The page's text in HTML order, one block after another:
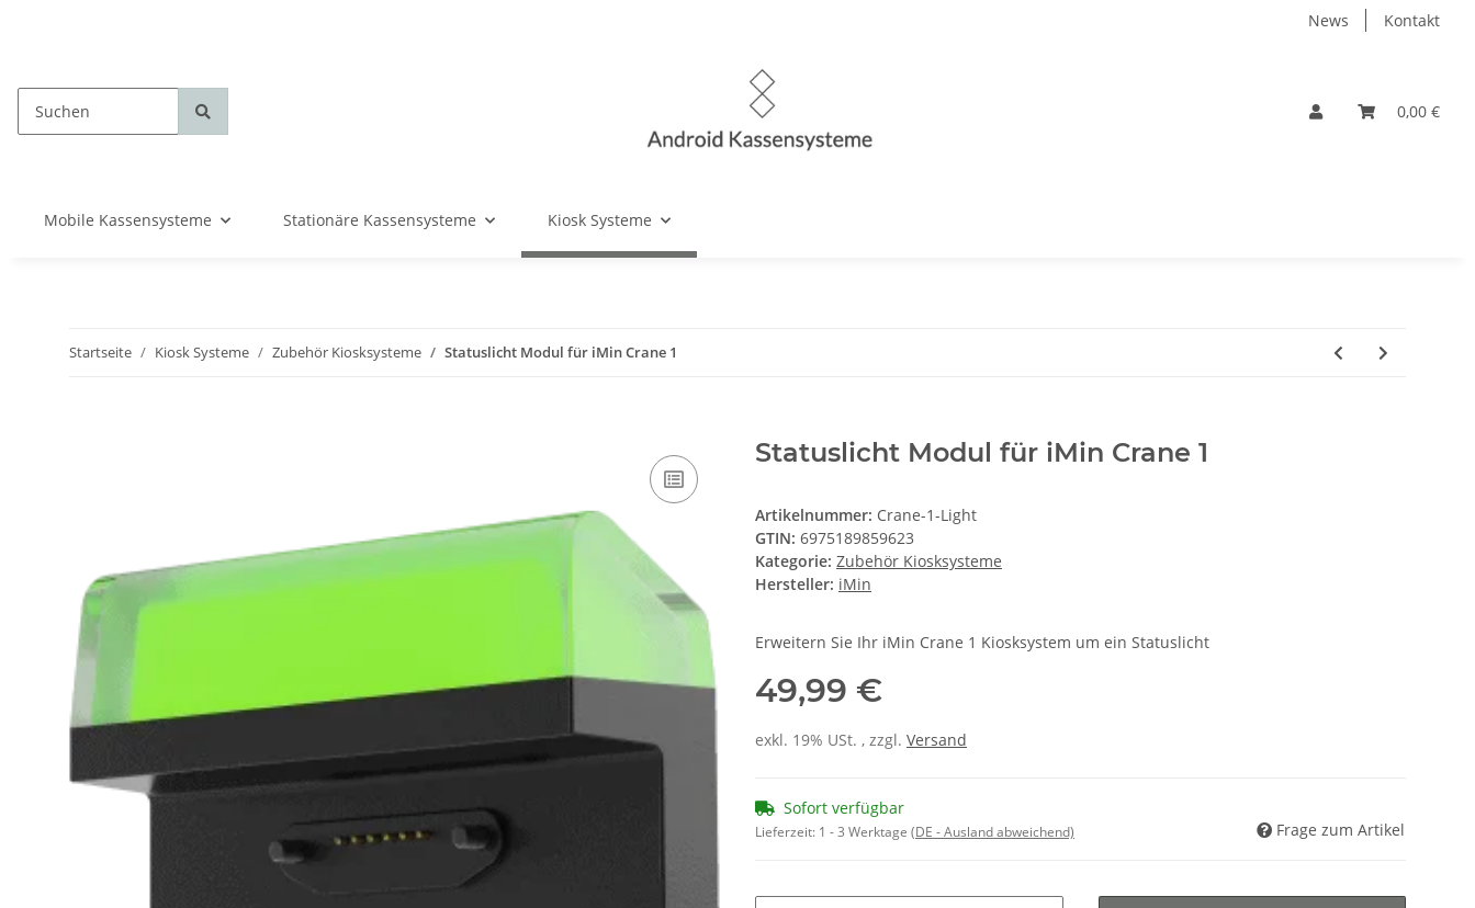
News Kontakt
0,00 €
Mobile Kassensysteme Stationäre Kassensysteme Kiosk Systeme
Startseite Kiosk Systeme Zubehör Kiosksysteme Statuslicht Modul für iMin Crane 1
Statuslicht Modul für iMin Crane 1
Artikelnummer: Crane-1-Light
GTIN: 6975189859623
Kategorie: Zubehör Kiosksysteme
Hersteller: iMin
Erweitern Sie Ihr iMin Crane 1 Kiosksystem um ein Statuslicht
49,99 €
exkl. 19% USt. , zzgl. Versand
Sofort verfügbar
Lieferzeit: 1 - 3 Werktage (DE - Ausland abweichend) Frage zum Artikel